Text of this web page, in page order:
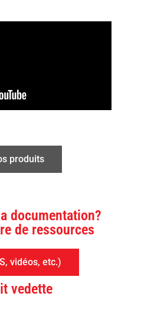
produits
documentation?
de ressources
vidéos, etc.)
vedette